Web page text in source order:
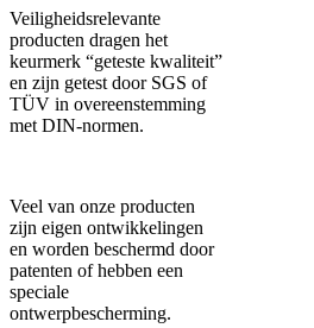
Veiligheidsrelevante
producten dragen het
keurmerk “geteste kwaliteit”
en zijn getest door SGS of
TÜV in overeenstemming
met DIN-normen.
Veel van onze producten
zijn eigen ontwikkelingen
en worden beschermd door
patenten of hebben een
speciale
ontwerpbescherming.